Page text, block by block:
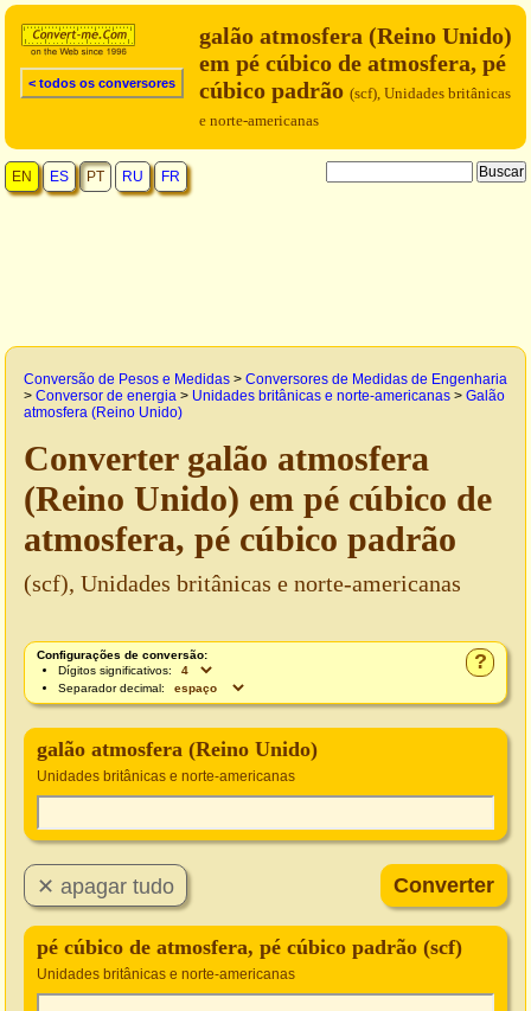
< todos os conversores
galão atmosfera (Reino Unido)
em pé cúbico de atmosfera, pé
cúbico padrão (scf), Unidades britânicas
e norte-americanas
EN ES PT RU FR
Conversão de Pesos e Medidas > Conversores de Medidas de Engenharia
> Conversor de energia > Unidades britânicas e norte-americanas > Galão
atmosfera (Reino Unido)
Converter galão atmosfera
(Reino Unido) em pé cúbico de
atmosfera, pé cúbico padrão
(scf), Unidades britânicas e norte-americanas
?
Configurações de conversão:
Dígitos significativos:
Separador decimal:
galão atmosfera (Reino Unido)
Unidades britânicas e norte-americanas
pé cúbico de atmosfera, pé cúbico padrão (scf)
Unidades britânicas e norte-americanas